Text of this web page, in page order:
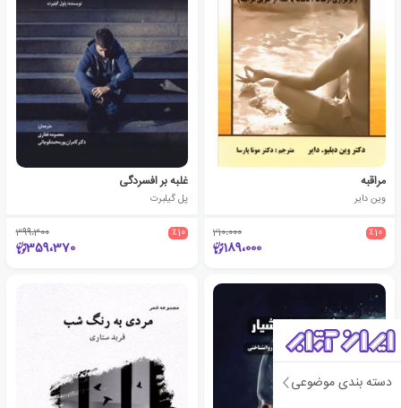
دسته بندی موضوعی
مراقبه
وین دایر
٪10 210،000
189،000
غلبه بر افسردگی
پل گیلبرت
٪10 399،300
359،370